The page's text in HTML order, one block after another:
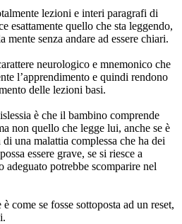
lezioni e interi paragrafi di
esattamente quello che sta leggendo,
senza andare ad essere chiari.
neurologico e mnemonico che
l’apprendimento e quindi rendono
delle lezioni basi.
è che il bambino comprende
non quello che legge lui, anche se è
una malattia complessa che ha dei
essere grave, se si riesce a
adeguato potrebbe scomparire nel
come se fosse sottoposta ad un reset,